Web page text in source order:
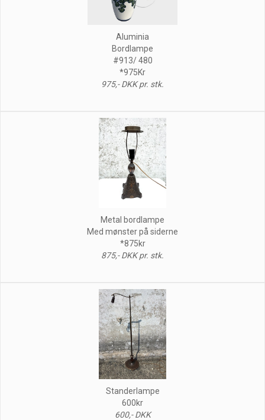
Aluminia
Bordlampe
#913/ 480
*975Kr
975,- DKK pr. stk.
Metal bordlampe
Med mønster på siderne
*875kr
875,- DKK pr. stk.
Standerlampe
600kr
600,- DKK